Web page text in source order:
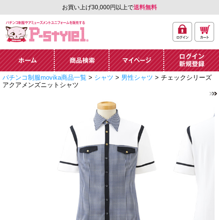
お買い上げ30,000円以上で送料無料
ーズメントユニフォー
ム通販「P-style 1」.
イン
ト
ホーム 商品検索 マイページ
ログイン・新規
パチンコ制服movika商品一覧 > シャツ > 男性シャツ > チェックシリーズ
アクアメンズニットシャツ